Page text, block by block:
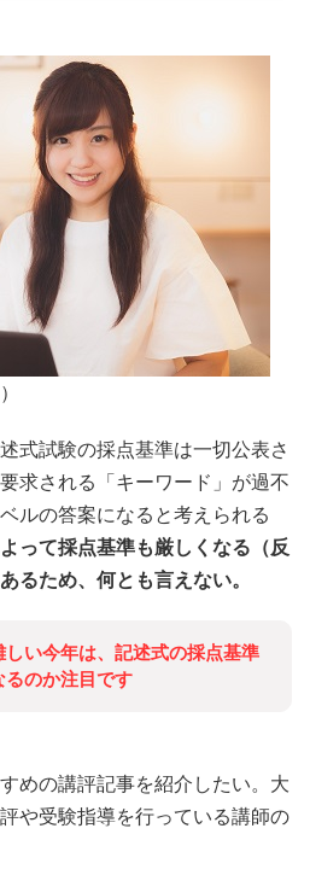
式試験の採点基準は一切公表さ
求される「キーワード」が過不
ルの答案になると考えられる
って採点基準も厳しくなる（反
るため、何とも言えない。
しい今年は、記述式の採点基準
るのか注目です
めの講評記事を紹介したい。大
や受験指導を行っている講師の